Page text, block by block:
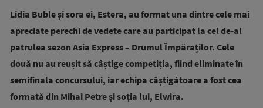
Lidia Buble și sora ei, Estera, au format una dintre cele mai
apreciate perechi de vedete care au participat la cel de-al
patrulea sezon Asia Express – Drumul Împăraților. Cele
două nu au reușit să câștige competiția, fiind eliminate în
semifinala concursului, iar echipa câștigătoare a fost cea
formată din Mihai Petre și soția lui, Elwira.